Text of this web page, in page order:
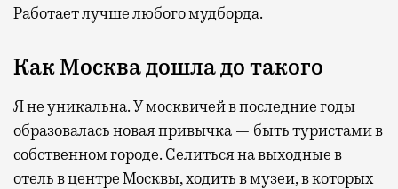
Работает лучше любого мудборда.
Как Москва дошла до такого
Я не уникальна. У москвичей в последние годы
образовалась новая привычка — быть туристами в
собственном городе. Селиться на выходные в
отель в центре Москвы, ходить в музеи, в которых